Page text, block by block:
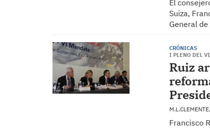
El
Suiza,
General
CRÓNICAS
I PLENO DEL
Ruiz
Francisco